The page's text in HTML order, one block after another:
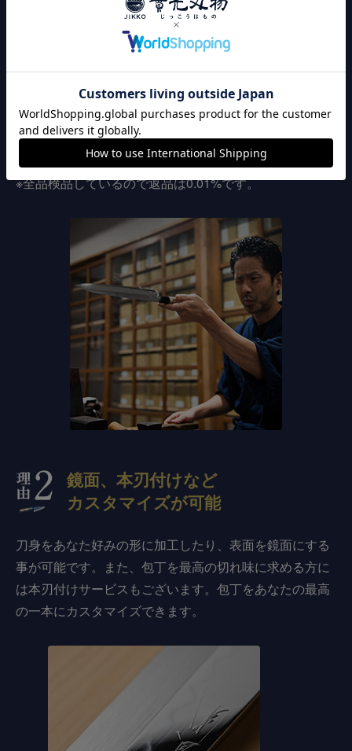
120年以上継承された
こだわりの切れ味
實光刃物は、職人の技による切れ味にこだわりを持って
います。出荷前に全品刃付け済みのため、購入後すぐに
切れ味が良い包丁をお使い頂けます。また、全品検品作
業してから発送しているので、安心してお買い上げいた
だけます。
※全品検品しているので返品は0.01%です。
鏡面、本刃付けなど
カスタマイズが可能
刀身をあなた好みの形に加工したり、表面を鏡面にする
事が可能です。また、包丁を最高の切れ味に求める方に
は本刃付けサービスもございます。包丁をあなたの最高
の一本にカスタマイズできます。